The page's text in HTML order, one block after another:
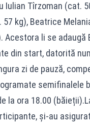
Iulian Tîrzoman (cat.
kg), Beatrice
Acestora li se
din start, datorită
zi de pauză,
semifinalele
la ora 18.00
și-au